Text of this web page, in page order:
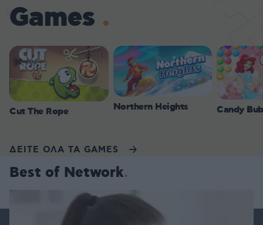
Games
Cut The Rope Northern Heights Candy
ΔΕΙΤΕ ΟΛΑ ΤΑ GAMES
Best of Network